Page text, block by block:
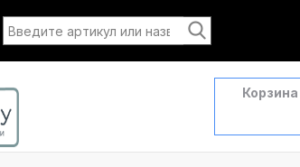
Корзина